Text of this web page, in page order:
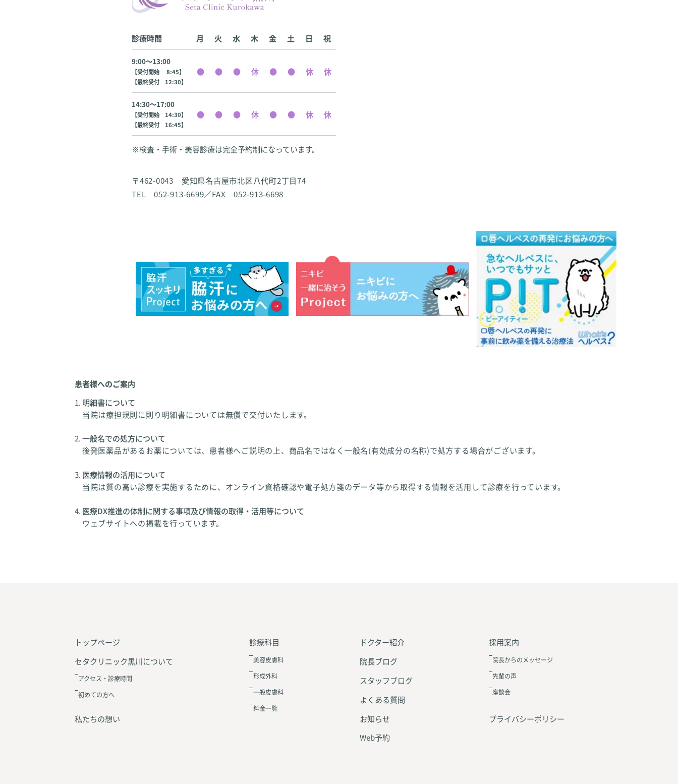
診療時間 月 火 水 木 金 土 日 祝
9:00〜13:00
【受付開始 8:45】
【最終受付 12:30】
14:30〜17:00
【受付開始 14:30】
【最終受付 16:45】
※検査・手術・美容診療は完全予約制になっています。
〒462-0043 愛知県名古屋市北区八代町2丁目74
TEL 052-913-6699／FAX 052-913-6698
患者様へのご案内
明細書について
当院は療担規則に則り明細書については無償で交付いたします。
一般名での処方について
後発医薬品があるお薬については、患者様へご説明の上、商品名ではなく一般名(有効成分の名称)で処方する場合がございます。
医療情報の活用について
当院は質の高い診療を実施するために、オンライン資格確認や電子処方箋のデータ等から取得する情報を活用して診療を行っています。
医療DX推進の体制に関する事項及び情報の取得・活用等について
ウェブサイトへの掲載を行っています。
トップページ
セタクリニック黒川について
アクセス・診療時間
初めての方へ
私たちの想い
診療科目
美容皮膚科
形成外科
一般皮膚科
料金一覧
ドクター紹介
院長ブログ
スタッフブログ
よくある質問
お知らせ
Web予約
採用案内
院長からのメッセージ
先輩の声
座談会
プライバシーポリシー